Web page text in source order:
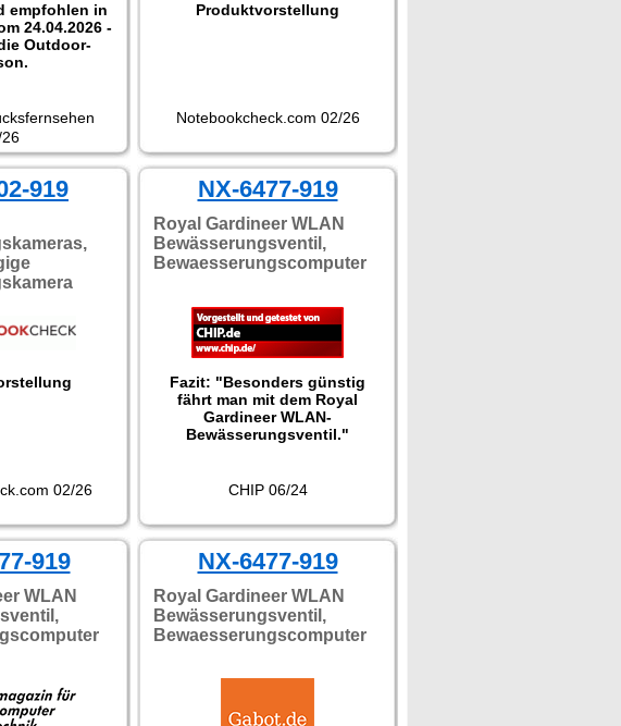
empfohlen in
24.04.2026 -
Outdoor-
Produktvorstellung
Notebookcheck.com 02/26
919
02/26
NX-6477-919
Royal Gardineer WLAN
Bewässerungsventil,
Bewaesserungscomputer
Fazit: "Besonders günstig
fährt man mit dem Royal
Gardineer WLAN-
Bewässerungsventil."
CHIP 06/24
919
WLAN
NX-6477-919
Royal Gardineer WLAN
Bewässerungsventil,
Bewaesserungscomputer